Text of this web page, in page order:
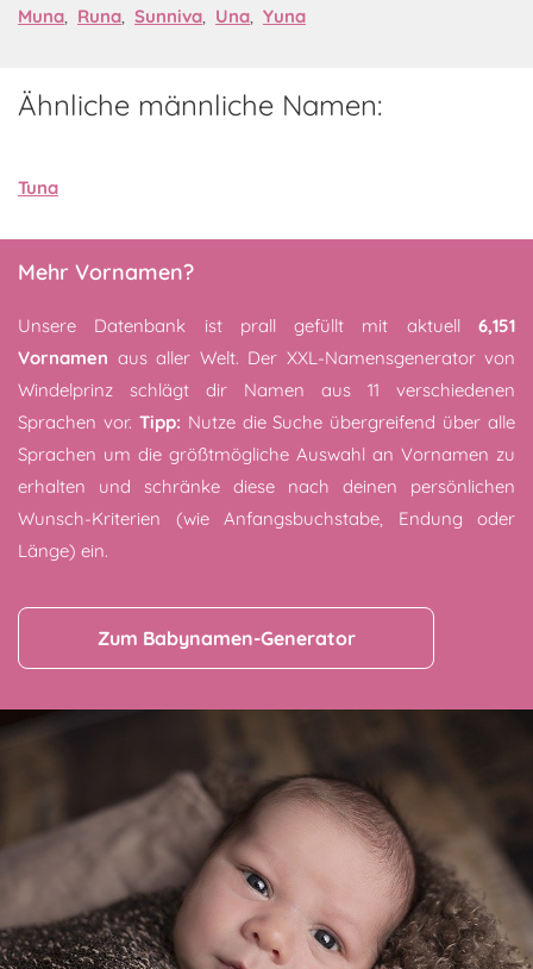
Muna, Runa, Sunniva, Una, Yuna
Ähnliche männliche Namen:
Tuna
Mehr Vornamen?
Unsere Datenbank ist prall gefüllt mit aktuell 6,151
Vornamen aus aller Welt. Der XXL-Namensgenerator von
Windelprinz schlägt dir Namen aus 11 verschiedenen
Sprachen vor. Tipp: Nutze die Suche übergreifend über alle
Sprachen um die größtmögliche Auswahl an Vornamen zu
erhalten und schränke diese nach deinen persönlichen
Wunsch-Kriterien (wie Anfangsbuchstabe, Endung oder
Länge) ein.
Zum Babynamen-Generator